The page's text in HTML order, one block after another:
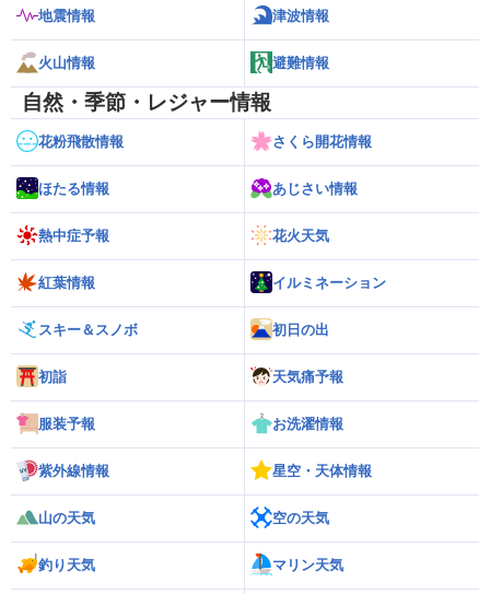
地震情報 津波情報
火山情報 避難情報
自然・季節・レジャー情報
花粉飛散情報 さくら開花情報
ほたる情報 あじさい情報
熱中症予報 花火天気
紅葉情報 イルミネーション
スキー＆スノボ 初日の出
初詣 天気痛予報
服装予報 お洗濯情報
紫外線情報 星空・天体情報
山の天気 空の天気
釣り天気 マリン天気